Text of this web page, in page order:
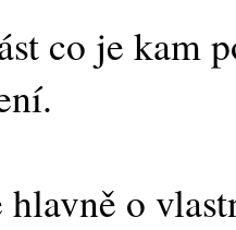
co je kam
hlavně o